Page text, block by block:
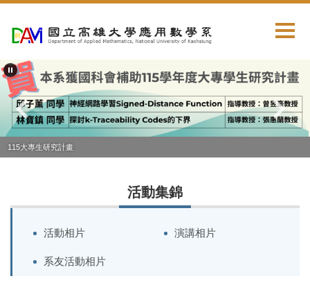
到
主
要
內
容
區
115大專生研究計畫
活動集錦
活動相片 演講相片
系友活動相片